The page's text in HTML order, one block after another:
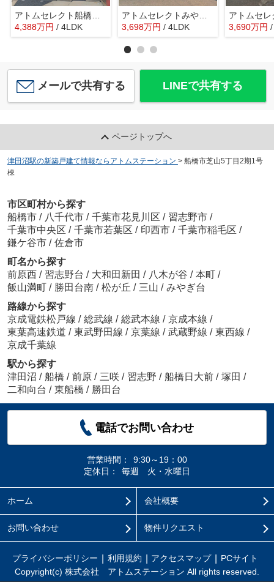
4,388万円 / 4LDK
アトムセレクトみやぎ台５期 １号棟
3,698万円 / 4LDK 3,690万円
メールで共有する LINEで共有する
ページトップへ
津田沼駅の新築戸建て情報ならアトムステーション > 船橋市芝山5丁目2期1号
棟
市区町村から探す
船橋市 / 八千代市 / 千葉市花見川区 / 習志野市 /
千葉市中央区 / 千葉市若葉区 / 印西市 / 千葉市稲毛区 /
鎌ケ谷市 / 佐倉市
町名から探す
前原西 / 習志野台 / 大和田新田 / 八木が谷 / 本町 /
飯山満町 / 勝田台南 / 松が丘 / 三山 / みやぎ台
路線から探す
京成電鉄松戸線 / 総武線 / 総武本線 / 京成本線 /
東葉高速鉄道 / 東武野田線 / 京葉線 / 武蔵野線 / 東西線 /
京成千葉線
駅から探す
津田沼 / 船橋 / 前原 / 三咲 / 習志野 / 船橋日大前 / 塚田 /
二和向台 / 東船橋 / 勝田台
電話でお問い合わせ
営業時間：
9:30～19：00
定休日：
毎週 火・水曜日
ホーム 会社概要
お問い合わせ 物件リクエスト
プライバシーポリシー 利用規約 アクセスマップ
PCサイト
Copyright(c) 株式会社 アトムステーション All rights reserved.